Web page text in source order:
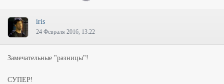
iris
24 Февраля 2016, 13:22
Замечательные "разницы"!
СУПЕР!